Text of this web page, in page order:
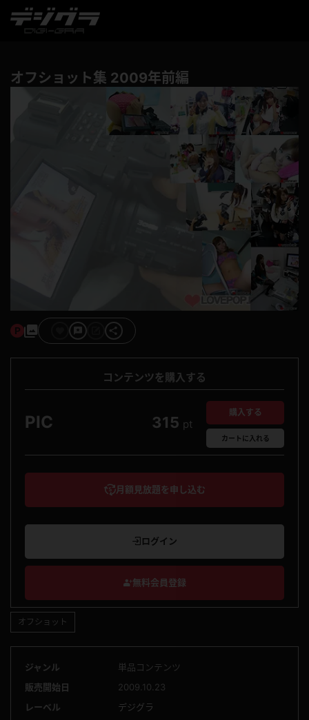
オフショット集 2009年前編
オフショット
ジャンル
単品コンテンツ
販売開始日
2009.10.23
レーベル
デジグラ
コンテンツを購入する
PIC 315 pt
購入する
カート に入れる
月額見放題を申し込む
ログイン
無料会員登録